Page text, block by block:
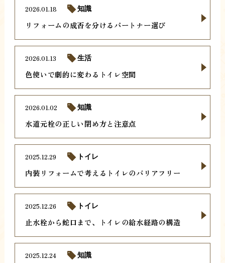
リフォームの成否を分けるパートナー選び
2026.01.18 知識
色使いで劇的に変わるトイレ空間
2026.01.13 生活
水道元栓の正しい閉め方と注意点
2026.01.02 知識
内装リフォームで考えるトイレのバリアフリー
2025.12.29 トイレ
止水栓から蛇口まで、トイレの給水経路の構造
2025.12.26 トイレ
2025.12.24 知識